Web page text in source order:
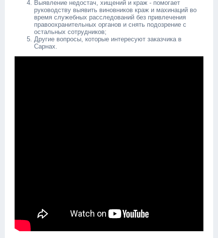
Выявление недостач, хищений и краж - помогает
руководству выявить виновников краж и махинаций во
время служебных расследований без привлечения
правоохранительных органов и снять подозрение с
остальных сотрудников;
Другие вопросы, которые интересуют заказчика в
Сарнах.